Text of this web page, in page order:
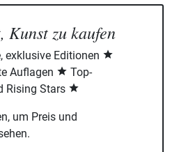
Kunst zu kaufen
exklusive Editionen
Auflagen
Top-
Rising Stars
um Preis und